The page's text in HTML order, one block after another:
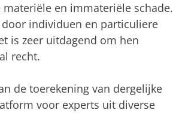
en immateriële schade.
individuen en particuliere
is zeer uitdagend om hen
recht.
de toerekening van dergelijke
voor experts uit diverse